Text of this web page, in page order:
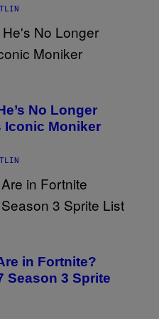
No Longer
Iconic Moniker
in Fortnite?
Season 3 Sprite